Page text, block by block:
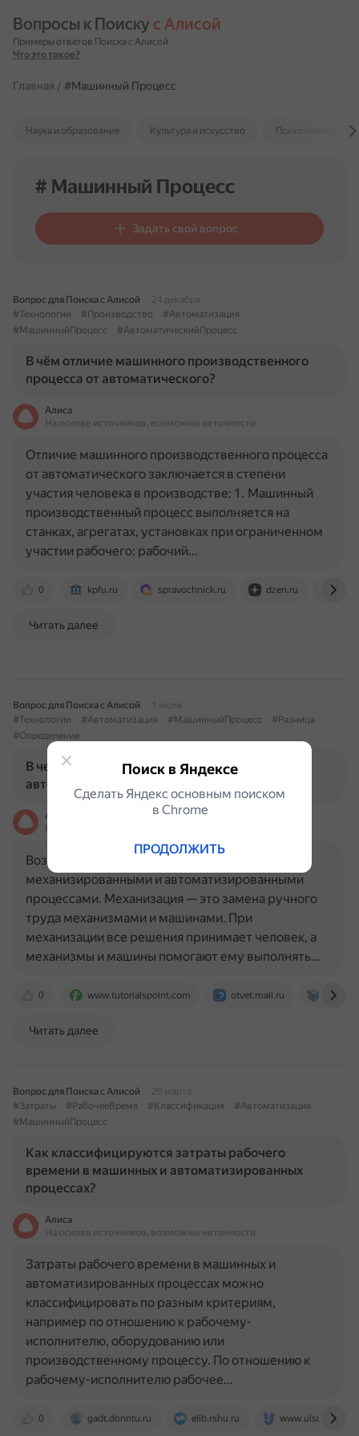
Вопросы к Поиску с Алисой
Примеры ответов Поиска с Алисой
Что это такое?
Главная / #Машинный Процесс
Наука и образование Культура и искусство Психология и
# Машинный Процесс
Задать свой вопрос
Вопрос для Поиска с Алисой
24 декабря
#Технологии
#Производство
#Автоматизация
#МашинныйПроцесс
#АвтоматическийПроцесс
В чём отличие машинного производственного
процесса от автоматического?
Алиса
На основе источников, возможны неточности
0 kpfu.ru spravochnick.ru dzen.ru
Отличие машинного производственного процесса
от автоматического заключается в степени
участия человека в производстве: 1. Машинный
производственный процесс выполняется на
станках, агрегатах, установках при ограниченном
участии рабочего: рабочий…
Читать далее
Вопрос для Поиска с Алисой
1 июля
#Технологии
#Автоматизация #МашинныйПроцесс
#Разница
#Определение
В чем разница между машинными и
автоматизированными процессами?
Алиса
0 www.tutorialspoint.com otvet.mail.ru
Возможно, имелись в виду различия между
механизированными и автоматизированными
процессами. Механизация — это замена ручного
труда механизмами и машинами. При
механизации все решения принимает человек, а
механизмы и машины помогают ему выполнять…
Читать далее
Вопрос для Поиска с Алисой
20 марта
#Затраты
#РабочееВремя #Классификация
#Автоматизация
#МашинныйПроцесс
Как классифицируются затраты рабочего
времени в машинных и автоматизированных
процессах?
Алиса
На основе источников, возможны неточности
0 gadt.donntu.ru elib.rshu.ru www.ulsu.ru
Затраты рабочего времени в машинных и
автоматизированных процессах можно
классифицировать по разным критериям,
например по отношению к рабочему-
исполнителю, оборудованию или
производственному процессу. По отношению к
рабочему-исполнителю рабочее…
Поиск в Яндексе
Сделать Яндекс основным поиском
в Сhrome
ПРОДОЛЖИТЬ